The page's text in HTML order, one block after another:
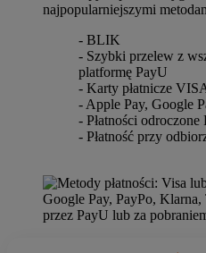
najpopularniejszymi
- BLIK
- Szybki przelew z
platformę PayU
- Karty płatnicze
- Apple Pay, Google
- Płatności
- Płatność przy